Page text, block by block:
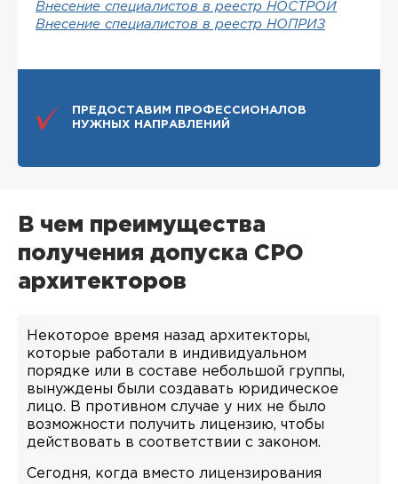
Внесение специалистов в реестр НОСТРОЙ
Внесение специалистов в реестр НОПРИЗ
ПРЕДОСТАВИМ ПРОФЕССИОНАЛОВ
НУЖНЫХ НАПРАВЛЕНИЙ
В чем преимущества
получения допуска СРО
архитекторов
Некоторое время назад архитекторы,
которые работали в индивидуальном
порядке или в составе небольшой группы,
вынуждены были создавать юридическое
лицо. В противном случае у них не было
возможности получить лицензию, чтобы
действовать в соответствии с законом.
Сегодня, когда вместо лицензирования